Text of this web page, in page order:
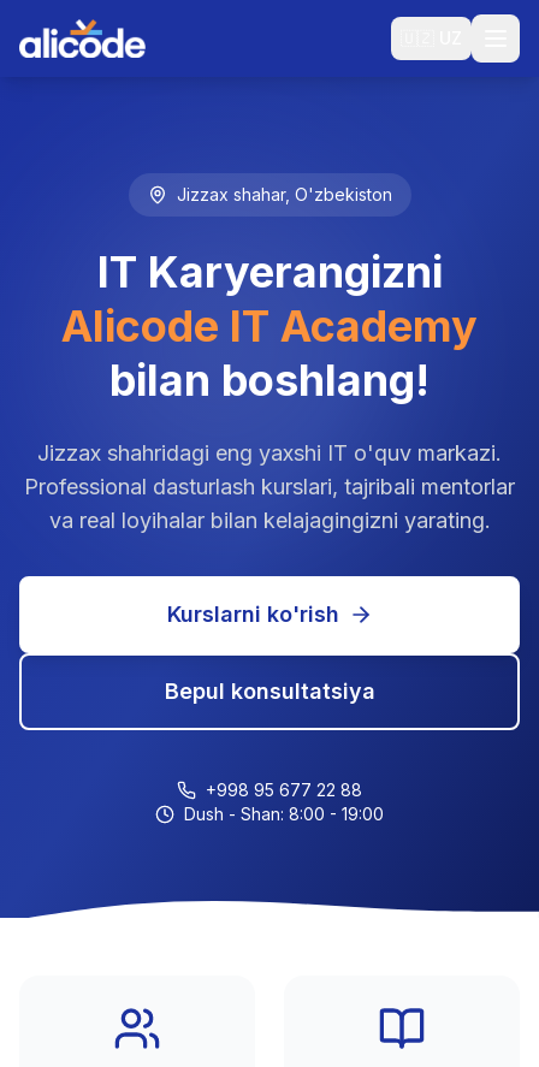
Jizzax shahar, O'zbekiston
IT Karyerangizni
Alicode IT Academy
bilan boshlang!
Jizzax shahridagi eng yaxshi IT o'quv markazi.
Professional dasturlash kurslari, tajribali mentorlar
va real loyihalar bilan kelajagingizni yarating.
Kurslarni ko'rish
Bepul konsultatsiya
+998 95 677 22 88
Dush - Shan: 8:00 - 19:00